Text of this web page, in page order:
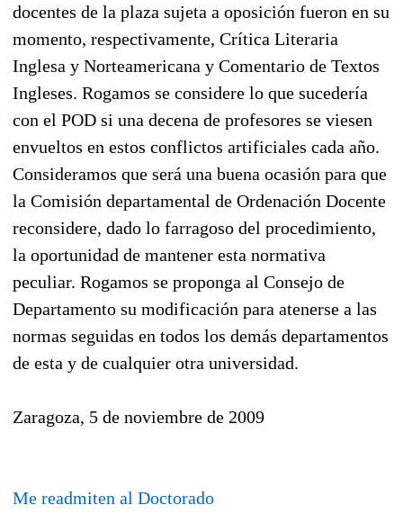
docentes de la plaza sujeta a oposición fueron en su
momento, respectivamente, Crítica Literaria
Inglesa y Norteamericana y Comentario de Textos
Ingleses. Rogamos se considere lo que sucedería
con el POD si una decena de profesores se viesen
envueltos en estos conflictos artificiales cada año.
Consideramos que será una buena ocasión para que
la Comisión departamental de Ordenación Docente
reconsidere, dado lo farragoso del procedimiento,
la oportunidad de mantener esta normativa
peculiar. Rogamos se proponga al Consejo de
Departamento su modificación para atenerse a las
normas seguidas en todos los demás departamentos
de esta y de cualquier otra universidad.
Zaragoza, 5 de noviembre de 2009
Me readmiten al Doctorado